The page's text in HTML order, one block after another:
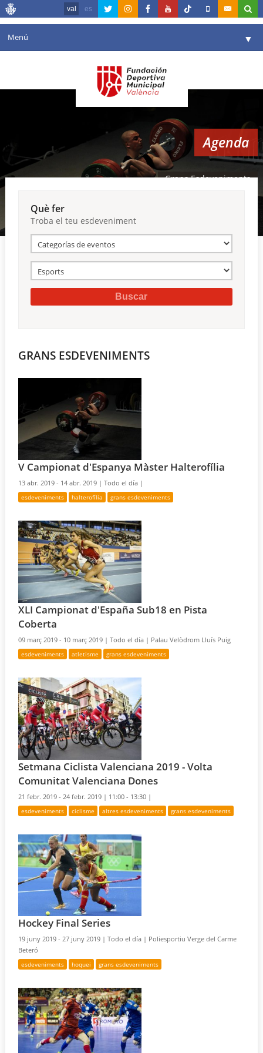
val es
Menú ▼
Agenda
▼
València en esport
Reserves
Agenda
Grans Esdeveniments
Què fer
Troba el teu esdeveniment
GRANS ESDEVENIMENTS
V Campionat d'Espanya Màster Halterofília
13 abr. 2019 - 14 abr. 2019 |Todo el día |
esdeveniments halterofília grans esdeveniments
XLI Campionat d'España Sub18 en Pista
Coberta
09 març 2019 - 10 març 2019 |Todo el día | Palau Velòdrom Lluís Puig
esdeveniments atletisme grans esdeveniments
Setmana Ciclista Valenciana 2019 - Volta
Comunitat Valenciana Dones
21 febr. 2019 - 24 febr. 2019 | 11:00 - 13:30 |
esdeveniments ciclisme altres esdeveniments grans esdeveniments
Hockey Final Series
19 juny 2019 - 27 juny 2019 |Todo el día | Poliesportiu Verge del Carme
Beteró
esdeveniments hoquei grans esdeveniments